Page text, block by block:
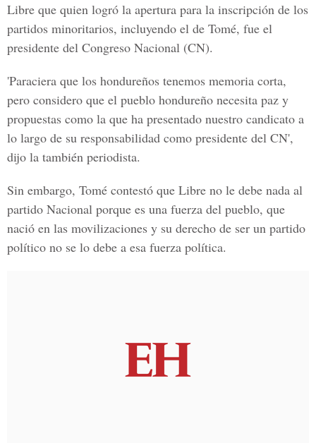
Libre que quien logró la apertura para la inscripción de los
partidos minoritarios, incluyendo el de Tomé, fue el
presidente del Congreso Nacional (CN).
'Paraciera que los hondureños tenemos memoria corta,
pero considero que el pueblo hondureño necesita paz y
propuestas como la que ha presentado nuestro candicato a
lo largo de su responsabilidad como presidente del CN',
dijo la también periodista.
Sin embargo, Tomé contestó que Libre no le debe nada al
partido Nacional porque es una fuerza del pueblo, que
nació en las movilizaciones y su derecho de ser un partido
político no se lo debe a esa fuerza política.